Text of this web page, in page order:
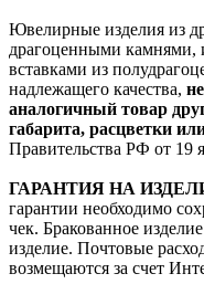
Ювелирные изделия из
драгоценными камнями,
вставками из
надлежащего качества,
аналогичный товар
габарита, расцветки
Правительства РФ от 19
ГАРАНТИЯ НА
гарантии необходимо
чек. Бракованное
изделие. Почтовые
возмещаются за счет